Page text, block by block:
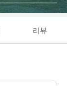
리뷰